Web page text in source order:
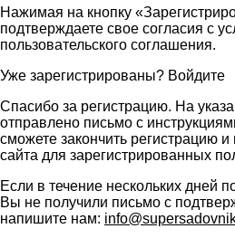
Нажимая на кнопку
подтверждаете свое согласия с
пользовательского соглашения.
Уже зарегистрированы? Войдите
Спасибо за регистрацию. На
отправлено письмо с
сможете закончить регистрацию и
сайта для зарегистрированных
Если в течение нескольких дней
Вы не получили письмо с
напишите нам: